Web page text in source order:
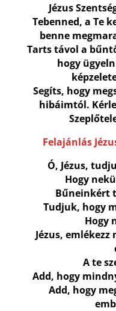
Jézus
Tebenned, a Te
benne
Tarts távol a
hogy
Segíts, hogy
hibáimtól.
Felajánlás
Ó, Jézus,
Hogy
Bűneinkért
Tudjuk, hogy
Hogy
Jézus,
A te
Add, hogy
Add, hogy